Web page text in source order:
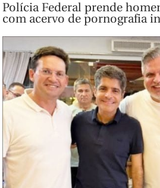
Polícia Federal prende
com acervo de pornografia